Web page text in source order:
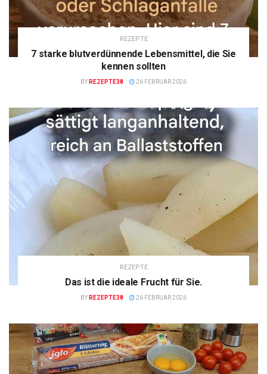
REZEPTE
7 starke blutverdünnende Lebensmittel, die Sie
kennen sollten
BY REZEPTE38 26 FEBRUAR 2026
REZEPTE
Das ist die ideale Frucht für Sie.
BY REZEPTE38 26 FEBRUAR 2026